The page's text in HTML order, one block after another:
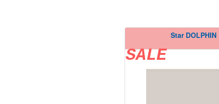
Star DOLPHIN
SALE